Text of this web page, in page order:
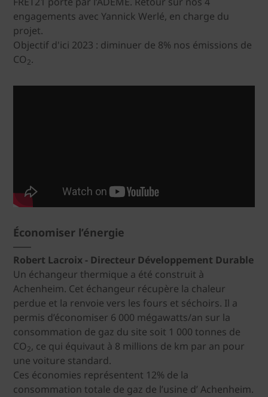
engagements avec Yannick Werlé, en charge du
projet.
Objectif d'ici 2023 : diminuer de 8% nos émissions de
CO2.
Économiser l’énergie
Robert Lacroix - Directeur Développement Durable
Un échangeur thermique a été construit à
Achenheim. Cet échangeur récupère la chaleur
perdue et la renvoie vers les fours et séchoirs. Il a
permis d’économiser 6 000 mégawatts/an sur la
consommation de gaz du site soit 1 000 tonnes de
CO2, ce qui équivaut à 8 millions de km par an pour
une voiture standard.
Ces économies représentent 12% de la
consommation totale de gaz de l’usine d’ Achenheim.